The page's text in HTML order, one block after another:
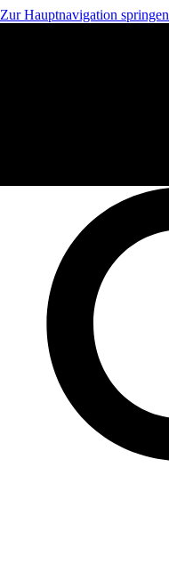
Zur Hauptnavigation springen